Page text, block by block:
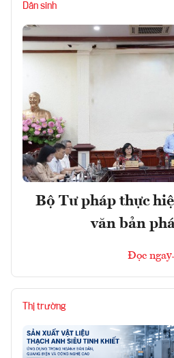
Dân sinh
Bộ Tư pháp thực
văn bản
Đọc ngay
Thị trường